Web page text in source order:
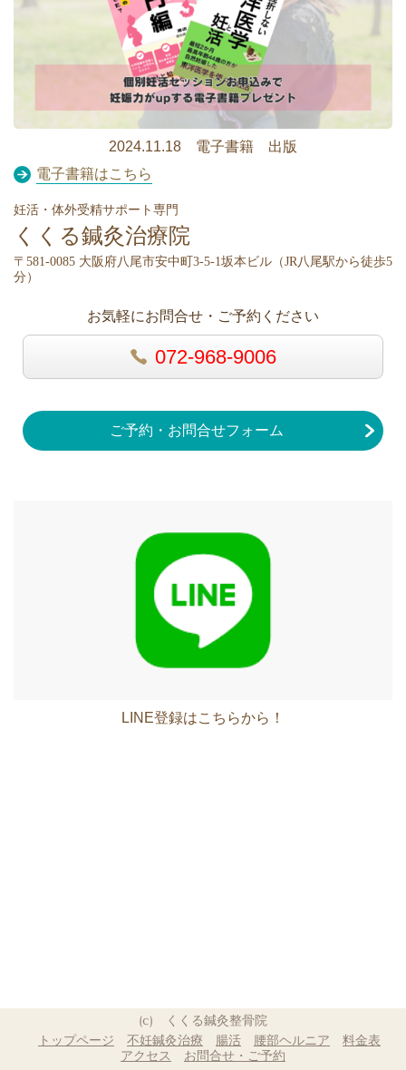
2024.11.18 電子書籍 出版
電子書籍はこちら
妊活・体外受精サポート専門
くくる鍼灸治療院
〒581-0085 大阪府八尾市安中町3-5-1坂本ビル（JR八尾駅から徒歩5
分）
お気軽にお問合せ・ご予約ください
072-968-9006
ご予約・お問合せフォーム
LINE登録はこちらから！
(c) くくる鍼灸整骨院
トップページ
不妊鍼灸治療 腸活 腰部ヘルニア
料金表
アクセス
お問合せ・ご予約